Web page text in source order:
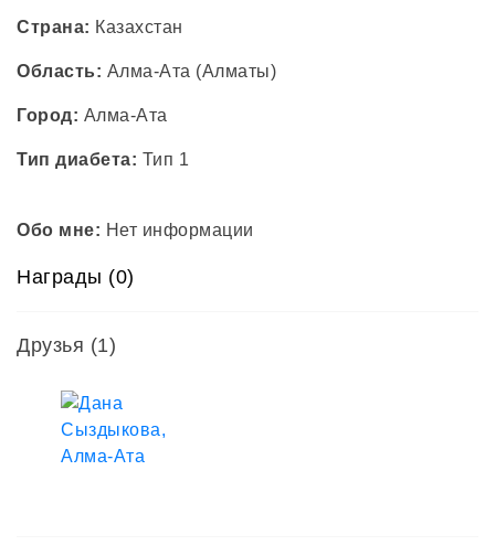
Страна: Казахстан
Область: Алма-Ата (Алматы)
Город: Алма-Ата
Тип диабета: Тип 1
Обо мне: Нет информации
Награды (0)
Друзья (1)